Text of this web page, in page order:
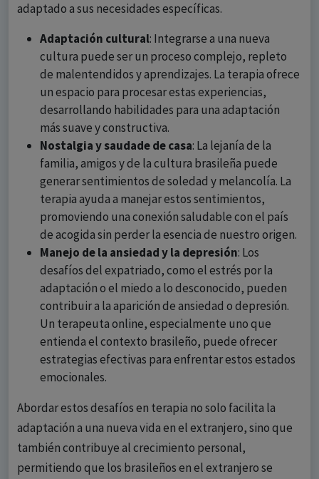
adaptado a sus necesidades específicas.
Adaptación cultural: Integrarse a una nueva
cultura puede ser un proceso complejo, repleto
de malentendidos y aprendizajes. La terapia ofrece
un espacio para procesar estas experiencias,
desarrollando habilidades para una adaptación
más suave y constructiva.
Nostalgia y saudade de casa: La lejanía de la
familia, amigos y de la cultura brasileña puede
generar sentimientos de soledad y melancolía. La
terapia ayuda a manejar estos sentimientos,
promoviendo una conexión saludable con el país
de acogida sin perder la esencia de nuestro origen.
Manejo de la ansiedad y la depresión: Los
desafíos del expatriado, como el estrés por la
adaptación o el miedo a lo desconocido, pueden
contribuir a la aparición de ansiedad o depresión.
Un terapeuta online, especialmente uno que
entienda el contexto brasileño, puede ofrecer
estrategias efectivas para enfrentar estos estados
emocionales.
Abordar estos desafíos en terapia no solo facilita la
adaptación a una nueva vida en el extranjero, sino que
también contribuye al crecimiento personal,
permitiendo que los brasileños en el extranjero se